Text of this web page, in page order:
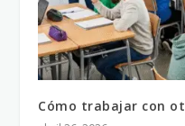
Cómo trabajar con